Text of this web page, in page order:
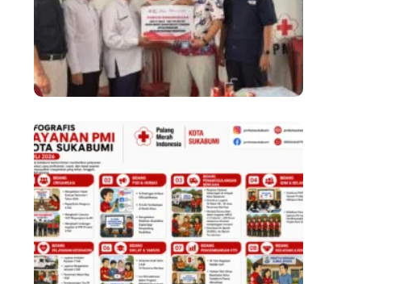
PMI Kota Sukabumi Catat Beragam
Capaian Layanan Kemanusiaan
Selama Juli 2026